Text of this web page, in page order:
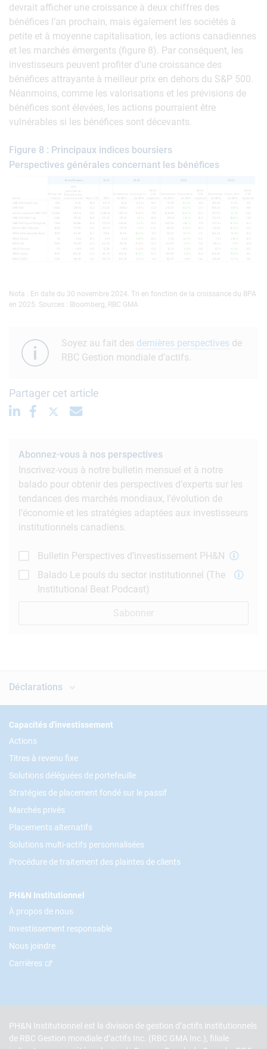
devrait afficher une croissance à deux chiffres des
bénéfices l’an prochain, mais également les sociétés à
petite et à moyenne capitalisation, les actions canadiennes
et les marchés émergents (figure 8). Par conséquent, les
investisseurs peuvent profiter d’une croissance des
bénéfices attrayante à meilleur prix en dehors du S&P 500.
Néanmoins, comme les valorisations et les prévisions de
bénéfices sont élevées, les actions pourraient être
vulnérables si les bénéfices sont décevants.
Figure 8 : Principaux indices boursiers
Perspectives générales concernant les bénéfices
Nota : En date du 30 novembre 2024. Tri en fonction de la croissance du BPA
en 2025. Sources : Bloomberg, RBC GMA
Soyez au fait des dernières perspectives de
RBC Gestion mondiale d’actifs.
Partager cet article
Abonnez-vous à nos perspectives
Inscrivez-vous à notre bulletin mensuel et à notre
balado pour obtenir des perspectives d’experts sur les
tendances des marchés mondiaux, l’évolution de
l’économie et les stratégies adaptées aux investisseurs
institutionnels canadiens.
Bulletin Perspectives d’investissement PH&N
Balado Le pouls du sector institutionnel (The
Institutional Beat Podcast)
Sabonner
Déclarations
Footer
Capacités d'investissement
Actions
Titres à revenu fixe
Solutions déléguées de portefeuille
Stratégies de placement fondé sur le passif
Marchés privés
Placements alternatifs
Solutions multi-actifs personnalisées
Procédure de traitement des plaintes de clients
PH&N Institutionnel
À propos de nous
Investissement responsable
Nous joindre
Carrières
PH&N Institutionnel est la division de gestion d’actifs institutionnels
de RBC Gestion mondiale d’actifs Inc. (RBC GMA Inc.), filiale